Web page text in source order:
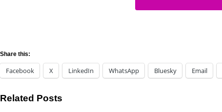
Share this:
Facebook X LinkedIn WhatsApp Bluesky Email
Related Posts